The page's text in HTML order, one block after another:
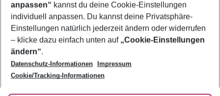
Footer
Footer navigation
Über uns
AGB
Bestpreisgarantie
Cookie-Einstellungen ändern
Cookie-Richtlinie
Agenturbetreuung
Barrierefreies Reisen
Folge uns
anpassen“ kannst du deine Cookie-Einstellungen
individuell anpassen. Du kannst deine Privatsphäre-
Einstellungen natürlich jederzeit ändern oder widerrufen
– klicke dazu einfach unten auf „Cookie-Einstellungen
ändern“.
Datenschutz-Informationen
Impressum
Cookie/Tracking-Informationen